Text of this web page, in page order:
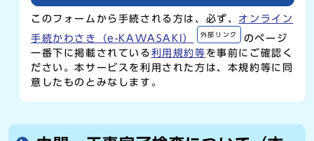
このフォームから手続される方は、必ず、 オンライン
手続かわさき（e-KAWASAKI）
外部リンク
のページ
一番下に掲載されている 利用規約等 を事前にご確認く
ださい。本サービスを利用された方は、本規約等に同
意したものとみなします。